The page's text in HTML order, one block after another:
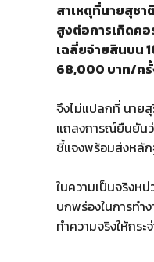
สาเหตุที่นายสุชา
สูงต่อการเกิดค
เฉลี่ยจ่ายสินบน
68,000 บาท/ครั้
จึงไม่แปลกที่ นาย
แถลงการณ์ยืนยันว่
ชี้แจงพร้อมส่งหลัก
ในความเป็นจริงห
บกพร่องในการทำ
ทำความจริงให้กร